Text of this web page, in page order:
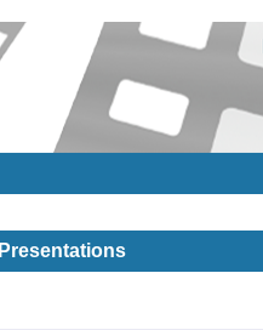
Presentations